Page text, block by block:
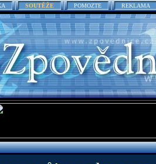
SOUTĚŽE POMOZTE REKLAMA